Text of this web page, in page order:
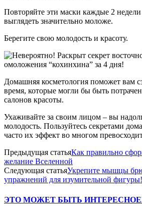
Повторяйте эти маски каждые 2
выглядеть значительно моложе.
Берегите свою молодость и красоту.
Домашняя косметология поможет вам
время, которые могли бы быть
салонов красоты.
Ухаживайте за своим лицом – вы
молодость. Пользуйтесь секретами
часто их эффект во многом
Предыдущая статьяКак правильно
желание Вселенной
Следующая статьяУкрепите мышцы
упражнений для изумительной фигуры!
ЭТО МОЖЕТ БЫТЬ ИНТЕРЕСНО